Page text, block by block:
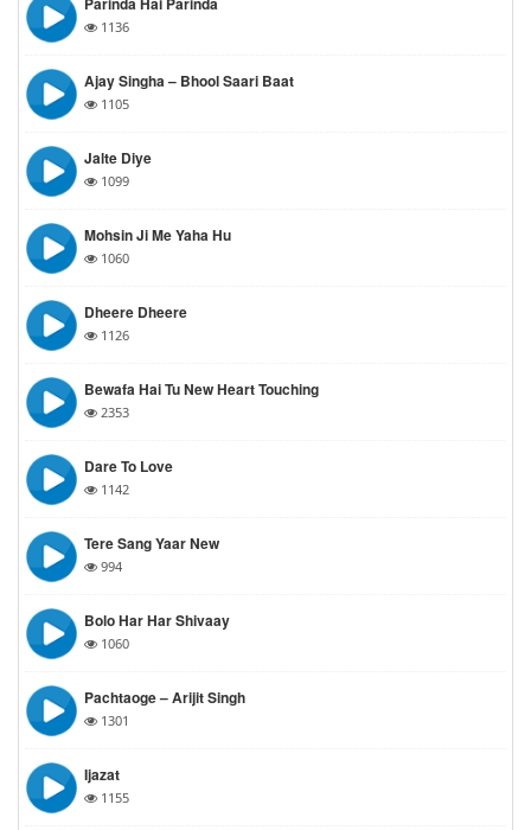
1136
Ajay Singha – Bhool Saari Baat
1105
Jalte Diye
1099
Mohsin Ji Me Yaha Hu
1060
Dheere Dheere
1126
Bewafa Hai Tu New Heart Touching
2353
Dare To Love
1142
Tere Sang Yaar New
994
Bolo Har Har Shivaay
1060
Pachtaoge – Arijit Singh
1301
Ijazat
1155